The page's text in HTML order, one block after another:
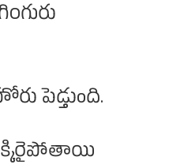
పెడ్తుoది.